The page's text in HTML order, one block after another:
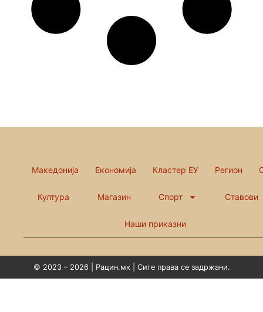
Македонија Економија Кластер ЕУ Регион
Култура Магазин Спорт Ставови
Наши приказни
© 2023 – 2026 | Рацин.мк | Сите права се задржани.